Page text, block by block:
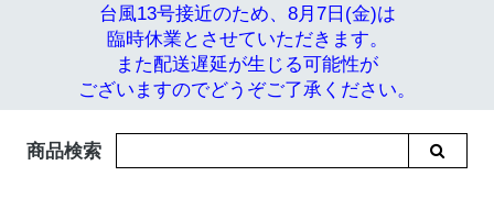
台風13号接近のため、8月7日(金)は
臨時休業とさせていただきます。
また配送遅延が生じる可能性が
ございますのでどうぞご了承ください。
商品検索